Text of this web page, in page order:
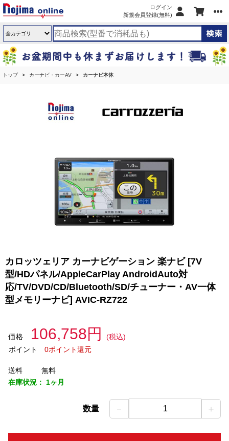
ログイン
新規会員登録(無料)
トップ カーナビ・カーAV カーナビ本体
カロッツェリア カーナビゲーション 楽ナビ [7V
型/HDパネル/AppleCarPlay AndroidAuto対
応/TV/DVD/CD/Bluetooth/SD/チューナー・AV一体
型メモリーナビ] AVIC-RZ722
価格 106,758円
(税込)
ポイント
0ポイント還元
送料
無料
在庫状況： 1ヶ月
数量 － 1 ＋